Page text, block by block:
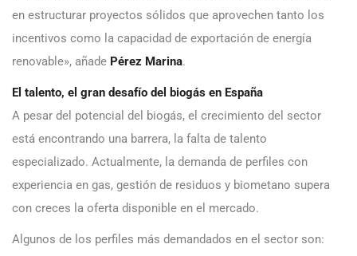
en estructurar proyectos sólidos que aprovechen tanto los
incentivos como la capacidad de exportación de energía
renovable», añade Pérez Marina.
El talento, el gran desafío del biogás en España
A pesar del potencial del biogás, el crecimiento del sector
está encontrando una barrera, la falta de talento
especializado. Actualmente, la demanda de perfiles con
experiencia en gas, gestión de residuos y biometano supera
con creces la oferta disponible en el mercado.
Algunos de los perfiles más demandados en el sector son: